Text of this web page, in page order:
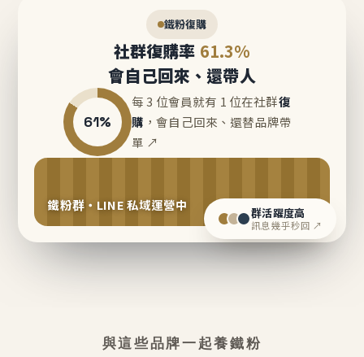
鐵粉復購
社群復購率 61.3%
會自己回來、還帶人
61%
每 3 位會員就有 1 位在社群復
購 ，會自己回來、還替品牌帶
單 ↗
鐵粉群・LINE 私域運營中 群活躍度高
訊息幾乎秒回 ↗
與這些品牌一起養鐵粉